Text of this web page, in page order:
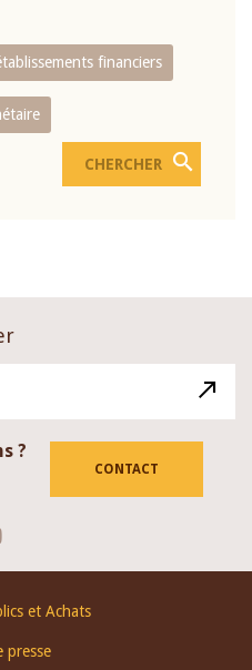
financiers
?
CONTACT
et Achats
presse